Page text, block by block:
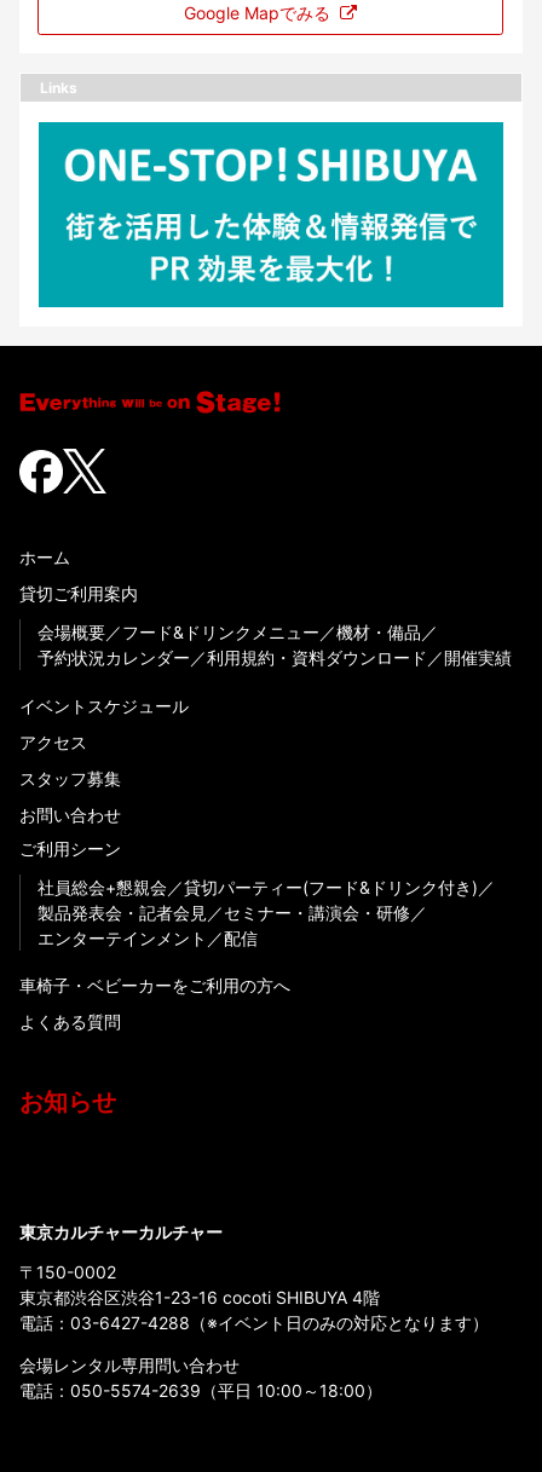
Google Mapでみる
Links
ホーム
貸切ご利用案内
会場概要
フード&ドリンクメニュー
機材・備品
予約状況カレンダー
利用規約・資料ダウンロード 開催実績
イベントスケジュール
アクセス
スタッフ募集
お問い合わせ
ご利用シーン
社員総会+懇親会
貸切パーティー(フード&ドリンク付き)
製品発表会・記者会見
セミナー・講演会・研修
エンターテインメント
配信
車椅子・ベビーカーをご利用の方へ
よくある質問
お知らせ
東京カルチャーカルチャー
〒150-0002
東京都渋谷区渋谷1-23-16 cocoti SHIBUYA 4階
電話： 03-6427-4288 （※イベント日のみの対応となります）
会場レンタル専用問い合わせ
電話： 050-5574-2639 （平日 10:00～18:00）